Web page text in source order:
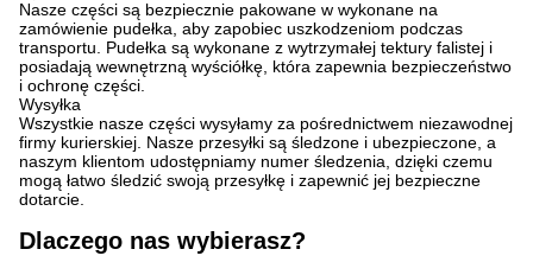
Nasze części są bezpiecznie pakowane w wykonane na
zamówienie pudełka, aby zapobiec uszkodzeniom podczas
transportu. Pudełka są wykonane z wytrzymałej tektury falistej i
posiadają wewnętrzną wyściółkę, która zapewnia bezpieczeństwo
i ochronę części.
Wysyłka
Wszystkie nasze części wysyłamy za pośrednictwem niezawodnej
firmy kurierskiej. Nasze przesyłki są śledzone i ubezpieczone, a
naszym klientom udostępniamy numer śledzenia, dzięki czemu
mogą łatwo śledzić swoją przesyłkę i zapewnić jej bezpieczne
dotarcie.
Dlaczego nas wybierasz?